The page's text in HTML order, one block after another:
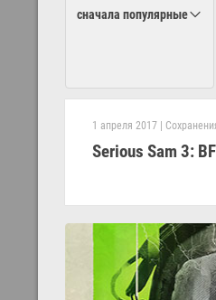
сначала популярные
1 апреля 2017
Serious Sam 3: